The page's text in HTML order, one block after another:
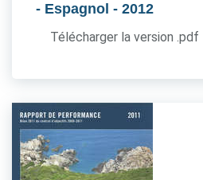
- Espagnol - 2012
Télécharger la version .pdf